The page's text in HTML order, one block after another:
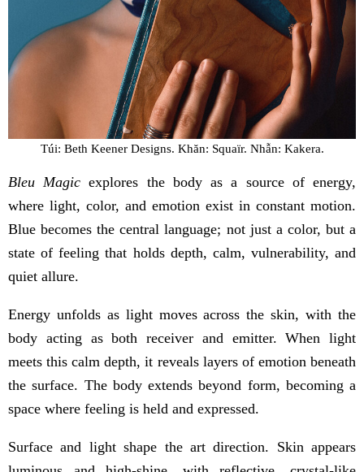
Túi: Beth Keener Designs. Khăn: Squaïr. Nhẫn: Kakera.
Bleu Magic explores the body as a source of energy,
where light, color, and emotion exist in constant motion.
Blue becomes the central language; not just a color, but a
state of feeling that holds depth, calm, vulnerability, and
quiet allure.
Energy unfolds as light moves across the skin, with the
body acting as both receiver and emitter. When light
meets this calm depth, it reveals layers of emotion beneath
the surface. The body extends beyond form, becoming a
space where feeling is held and expressed.
Surface and light shape the art direction. Skin appears